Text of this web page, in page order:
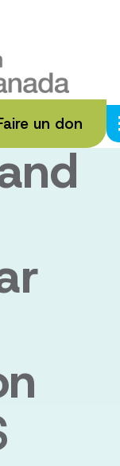
un don